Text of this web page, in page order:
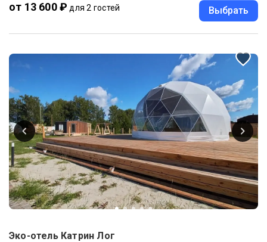
от 13 600 ₽ для 2 гостей Выбрать
Эко-отель Катрин Лог